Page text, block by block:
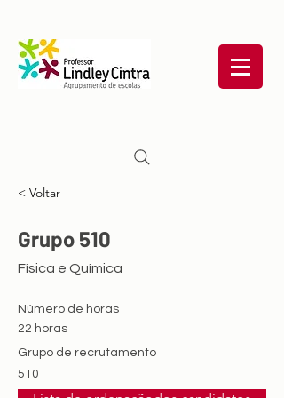
< Voltar
Grupo 510
Física e Química
Número de horas
22 horas
Grupo de recrutamento
510